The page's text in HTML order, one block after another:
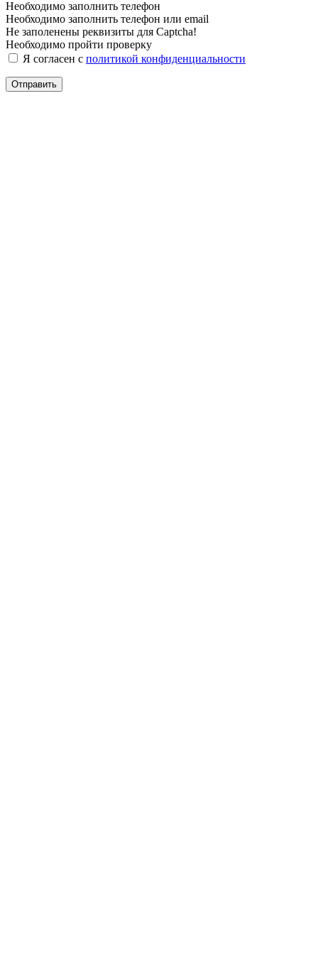
Необходимо заполнить телефон
Необходимо заполнить телефон или email
Не заполенены реквизиты для Captcha!
Необходимо пройти проверку
Я согласен с политикой конфиденциальности
Отправить